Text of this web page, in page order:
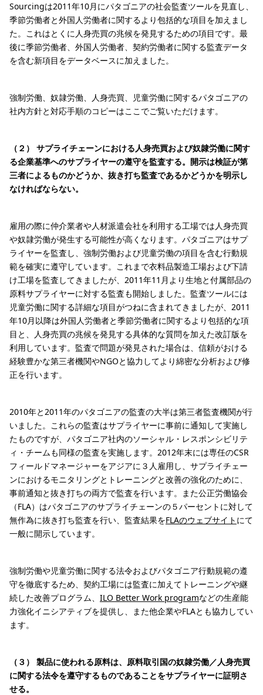
Sourcingは2011年10月にパタゴニアの社会監査ツールを見直し、
季節労働者と外国人労働者に関するより包括的な項目を加えまし
た。これはとくに人身売買の兆候を発見するための項目です。最
後に季節労働者、外国人労働者、契約労働者に関する監査データ
を含む新項目をデータベースに加えました。
強制労働、奴隷労働、人身売買、児童労働に関するパタゴニアの
社内方針と対応手順のコピーはここでご覧いただけます。
（２） サプライチェーンにおける人身売買および奴隷労働に関す
る企業基準へのサプライヤーの遵守を監査する。開示は検証が第
三者によるものかどうか、抜き打ち監査であるかどうかを明示し
なければならない。
雇用の際に仲介業者や人材派遣会社を利用する工場では人身売買
や奴隷労働が発生する可能性が高くなります。パタゴニアはサプ
ライヤーを監査し、強制労働および児童労働の項目を含む行動規
範を確実に遵守しています。これまで衣料品製造工場および下請
け工場を監査してきましたが、2011年11月より生地と付属部品の
原料サプライヤーに対する監査も開始しました。監査ツールには
児童労働に関する詳細な項目がつねに含まれてきましたが、2011
年10月以降は外国人労働者と季節労働者に関するより包括的な項
目と、人身売買の兆候を発見する具体的な質問を加えた改訂版を
利用しています。監査で問題が発見された場合は、信頼がおける
経験豊かな第三者機関やNGOと協力してより綿密な分析および修
正を行います。
2010年と2011年のパタゴニアの監査の大半は第三者監査機関が行
いました。これらの監査はサプライヤーに事前に通知して実施し
たものですが、パタゴニア社内のソーシャル・レスポンシビリテ
ィ・チームも同様の監査を実施します。2012年末には専任のCSR
フィールドマネージャーをアジアに３人雇用し、サプライチェー
ンにおけるモニタリングとトレーニングと改善の強化のために、
事前通知と抜き打ちの両方で監査を行います。また公正労働協会
（FLA）はパタゴニアのサプライチェーンの５パーセントに対して
無作為に抜き打ち監査を行い、監査結果をFLAのウェブサイト にて
一般に開示しています。
強制労働や児童労働に関する法令およびパタゴニア行動規範の遵
守を徹底するため、契約工場には監査に加えてトレーニングや継
続した改善プログラム、 ILO Better Work programなどの生産能
力強化イニシアティブを提供し、また他企業やFLAとも協力してい
ます。
（３） 製品に使われる原料は、原料取引国の奴隷労働／人身売買
に関する法令を遵守するものであることをサプライヤーに証明さ
せる。